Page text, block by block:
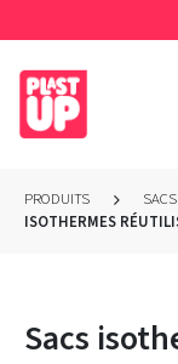
PRODUITS
ISOTHERMES
Sacs